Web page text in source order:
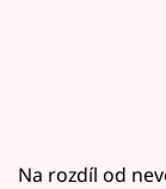
Na rozdíl od